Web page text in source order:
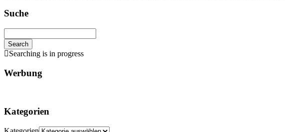
Suche
Search
Searching is in progress
Werbung
Kategorien